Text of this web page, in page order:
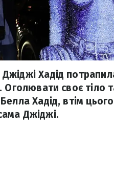
Хадід
Оголювати своє
Хадід, втім
Джіджі.